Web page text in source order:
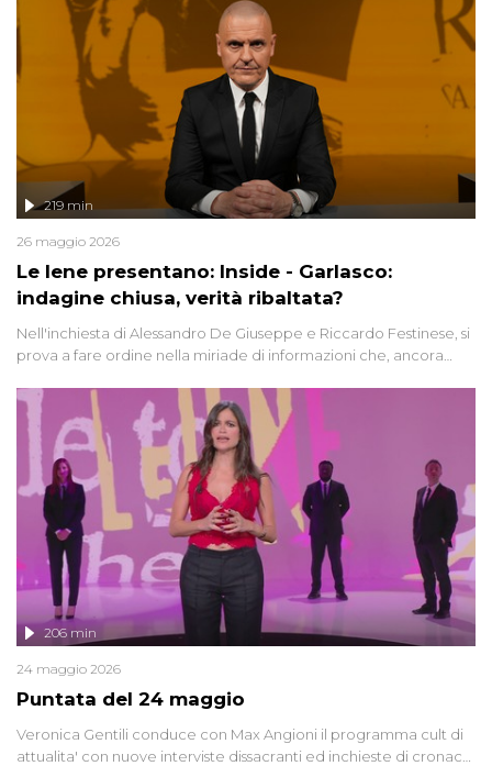
Le Iene presentano: Inside - Garlasco:
indagine chiusa, verità ribaltata?
219 min
26 maggio 2026
Nell'inchiesta di Alessandro De Giuseppe e Riccardo Festinese, si
prova a fare ordine nella miriade di informazioni che, ancora
giudiziarie più discusse degli ultimi anni. Lo speciale ricostruisce la
vicenda mettendo in fila testimonianze, errori, dettagli
controversi e i protagonisti di un'indagine che sembra non avere
fine.
Puntata del 24 maggio
206 min
24 maggio 2026
Veronica Gentili conduce con Max Angioni il programma cult di
attualita' con nuove interviste dissacranti ed inchieste di cronaca